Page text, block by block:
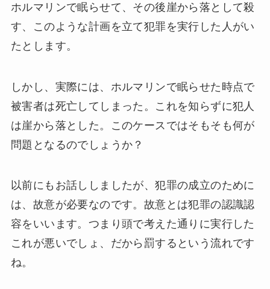
ホルマリンで眠らせて、その後崖から落として殺
す、このような計画を立て犯罪を実行した人がい
たとします。
しかし、実際には、ホルマリンで眠らせた時点で
被害者は死亡してしまった。これを知らずに犯人
は崖から落とした。このケースではそもそも何が
問題となるのでしょうか？
以前にもお話ししましたが、犯罪の成立のために
は、故意が必要なのです。故意とは犯罪の認識認
容をいいます。つまり頭で考えた通りに実行した
これが悪いでしょ、だから罰するという流れです
ね。